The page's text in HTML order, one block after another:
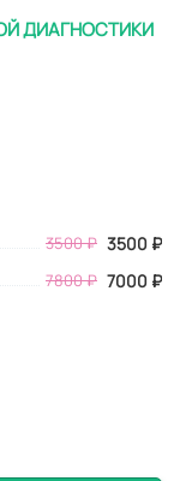
ДИАГНОСТИКИ
3500₽ 3500 ₽
7800 ₽ 7000 ₽